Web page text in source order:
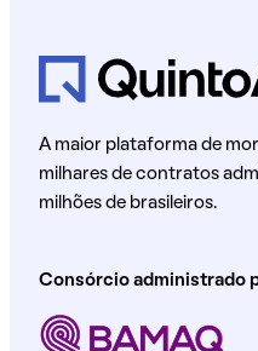
A maior plataforma de
milhares de contratos
milhões de brasileiros.
Consórcio administrado